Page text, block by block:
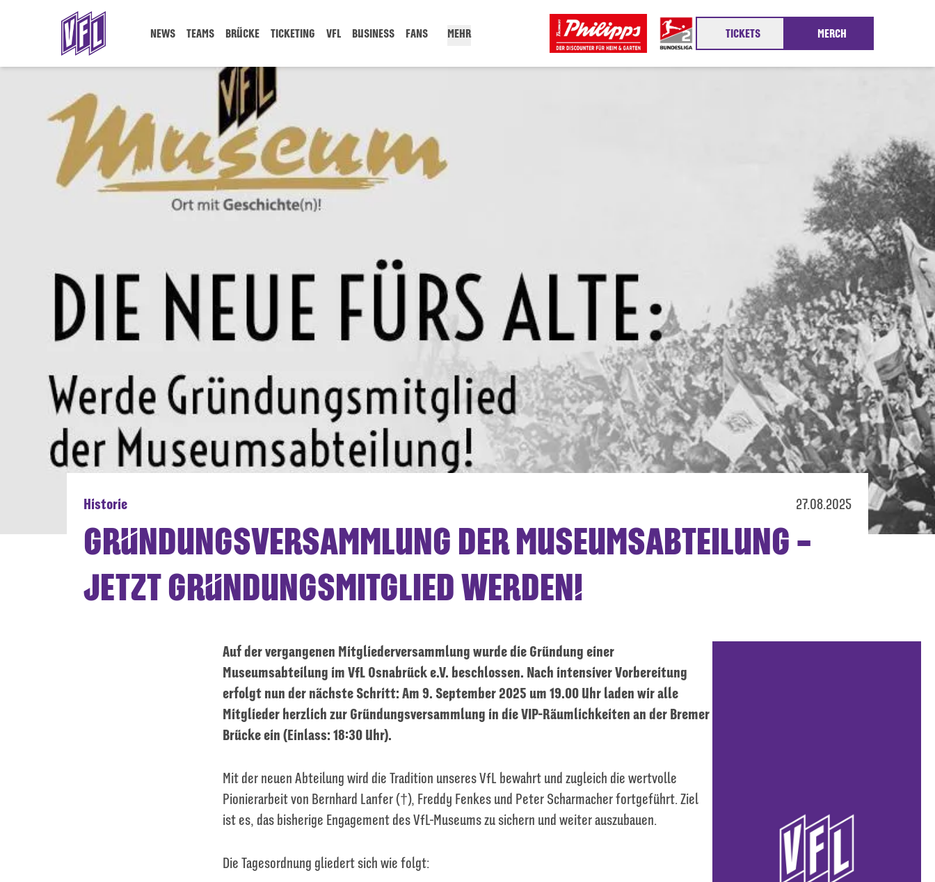
NEWS TEAMS BRÜCKE TICKETING VFL BUSINESS FANS MEHR TICKETS MERCH
Historie 27.08.2025
GRÜNDUNGSVERSAMMLUNG DER MUSEUMSABTEILUNG –
JETZT GRÜNDUNGSMITGLIED WERDEN!
Auf der vergangenen Mitgliederversammlung wurde die Gründung einer
Museumsabteilung im VfL Osnabrück e.V. beschlossen. Nach intensiver Vorbereitung
erfolgt nun der nächste Schritt: Am 9. September 2025 um 19.00 Uhr laden wir alle
Mitglieder herzlich zur Gründungsversammlung in die VIP-Räumlichkeiten an der Bremer
Brücke ein (Einlass: 18:30 Uhr).
Mit der neuen Abteilung wird die Tradition unseres VfL bewahrt und zugleich die wertvolle
Pionierarbeit von Bernhard Lanfer (†), Freddy Fenkes und Peter Scharmacher fortgeführt. Ziel
ist es, das bisherige Engagement des VfL-Museums zu sichern und weiter auszubauen.
Die Tagesordnung gliedert sich wie folgt: